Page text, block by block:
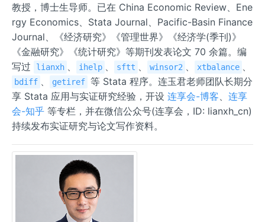
教授，博士生导师。已在 China Economic Review、Ene
rgy Economics、Stata Journal、Pacific-Basin Finance
Journal、《经济研究》《管理世界》《经济学(季刊)》
《金融研究》《统计研究》等期刊发表论文 70 余篇。编
写过
lianxh ihelp sftt winsor2 xtbalance
bdiff getiref 等 Stata 程序。连玉君老师团队长期分
享 Stata 应用与实证研究经验，开设 连享会-博客
连享
会-知乎 等专栏，并在微信公众号(连享会，ID: lianxh_cn)
持续发布实证研究与论文写作资料。